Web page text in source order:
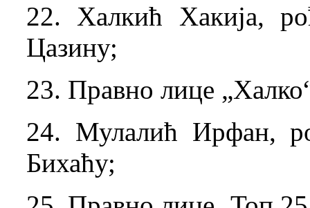
22. Халкић Хакија,
Цазину;
23. Правно лице
24. Мулалић Ирфан,
Бихаћу;